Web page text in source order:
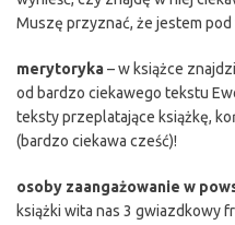
Muszę przyznać, że jestem pod
merytoryka– w książce
od bardzo ciekawego tekstu
teksty przeplatające książkę,
(bardzo ciekawa cześć)!
osoby zaangażowanie w
książki wita nas 3 gwiazdkowy